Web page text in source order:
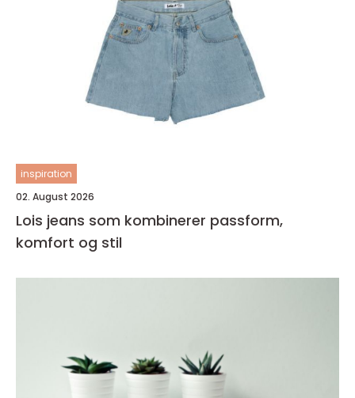
inspiration
02. August 2026
Lois jeans som kombinerer passform,
komfort og stil